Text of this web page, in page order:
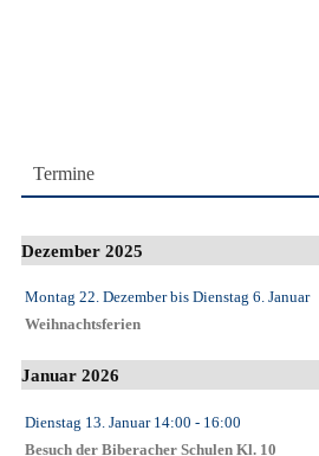
Termine
Dezember 2025
Montag 22. Dezemberbis Dienstag 6. Januar
Weihnachtsferien
Januar 2026
Dienstag 13. Januar14:00 - 16:00
Besuch der Biberacher Schulen Kl. 10